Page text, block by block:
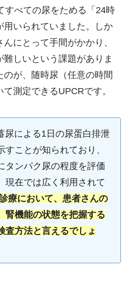
すべての尿をためる「24時
用いられていました。しか
にとって手間がかかり、
しいという課題がありま
のが、随時尿（任意の時間
測定できるUPCRです。
尿による1日の尿蛋白排泄
ことが知られており、
タンパク尿の程度を評価
現在では広く利用されて
療において、患者さんの
腎機能の状態を把握する
査方法と言えるでしょ